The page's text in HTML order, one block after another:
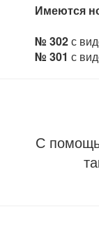
Имеются
№ 302с
№ 301 с
С